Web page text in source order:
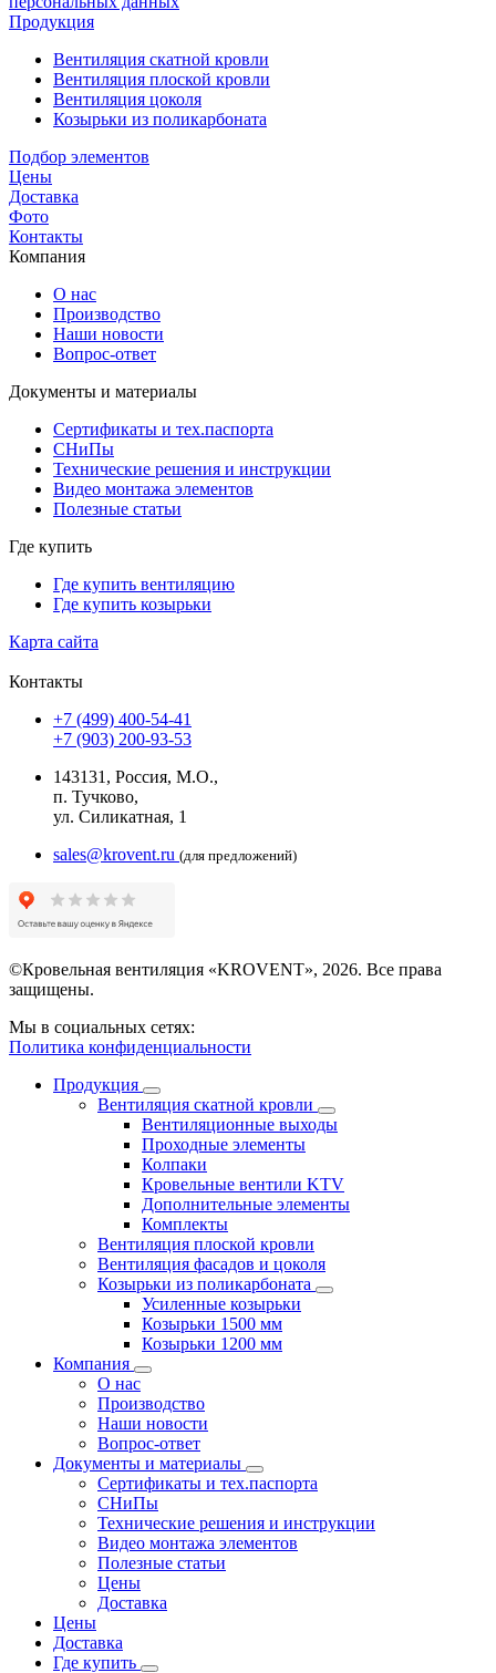
Продукция
Вентиляция скатной кровли
Вентиляция плоской кровли
Вентиляция цоколя
Козырьки из поликарбоната
Подбор элементов
Цены
Доставка
Фото
Контакты
Компания
О нас
Производство
Наши новости
Вопрос-ответ
Документы и материалы
Сертификаты и тех.паспорта
СНиПы
Технические решения и инструкции
Видео монтажа элементов
Полезные статьи
Где купить
Где купить вентиляцию
Где купить козырьки
Карта сайта
Контакты
+7 (499) 400-54-41
+7 (903) 200-93-53
143131, Россия, М.О.,
п. Тучково,
ул. Силикатная, 1
sales@krovent.ru (для предложений)
©Кровельная вентиляция «KROVENT», 2026. Все права
защищены.
Мы в социальных сетях:
Политика конфиденциальности
Продукция
Вентиляция скатной кровли
Вентиляционные выходы
Проходные элементы
Колпаки
Кровельные вентили KTV
Дополнительные элементы
Комплекты
Вентиляция плоской кровли
Вентиляция фасадов и цоколя
Козырьки из поликарбоната
Усиленные козырьки
Козырьки 1500 мм
Козырьки 1200 мм
Компания
О нас
Производство
Наши новости
Вопрос-ответ
Документы и материалы
Сертификаты и тех.паспорта
СНиПы
Технические решения и инструкции
Видео монтажа элементов
Полезные статьи
Цены
Доставка
Цены
Доставка
Где купить